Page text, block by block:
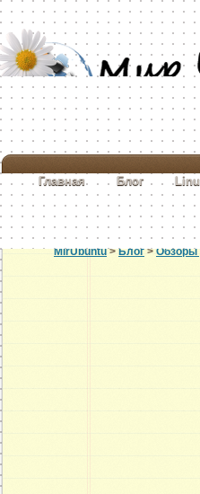
Главная Блог
MirUbuntu>Блог>Обзоры